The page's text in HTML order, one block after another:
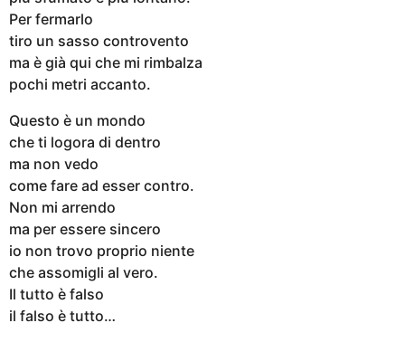
Per fermarlo
tiro un sasso controvento
ma è già qui che mi rimbalza
pochi metri accanto.
Questo è un mondo
che ti logora di dentro
ma non vedo
come fare ad esser contro.
Non mi arrendo
ma per essere sincero
io non trovo proprio niente
che assomigli al vero.
Il tutto è falso
il falso è tutto…